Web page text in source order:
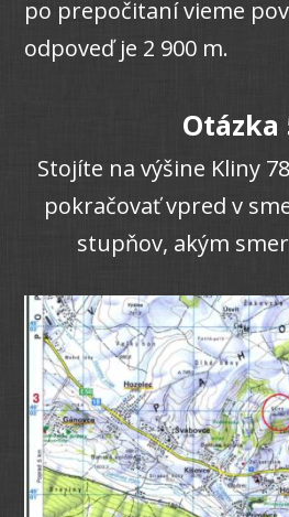
po prepočitaní vieme
odpoveď je 2 900 m.
Otázka
Stojíte na výšine Kliny
pokračovať vpred v
stupňov, akým